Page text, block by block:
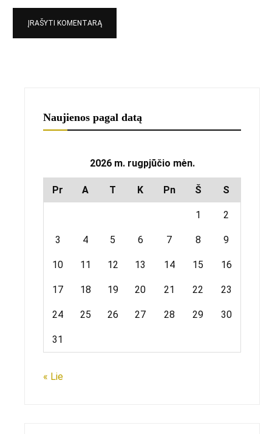
Naujienos pagal datą
2026 m. rugpjūčio mėn.
Pr A T K Pn Š S
1 2
3 4 5 6 7 8 9
10 11 12 13 14 15 16
17 18 19 20 21 22 23
24 25 26 27 28 29 30
31
« Lie